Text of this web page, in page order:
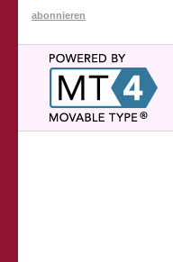
abonnieren